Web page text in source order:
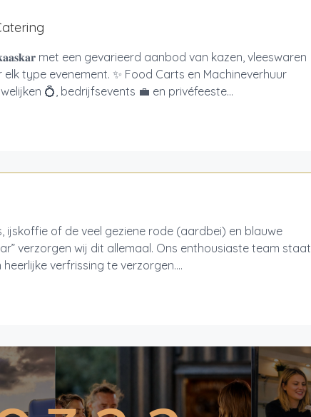
𝐤𝐚𝐚𝐬𝐤𝐚𝐫 met een gevarieerd aanbod van kazen, vleeswaren
type evenement. ✨ Food Carts en Machineverhuur
💍, bedrijfsevents 💼 en privéfeeste...
ijskoffie of de veel geziene rode (aardbei) en blauwe
verzorgen wij dit allemaal. Ons enthousiaste team staat
verfrissing te verzorgen....